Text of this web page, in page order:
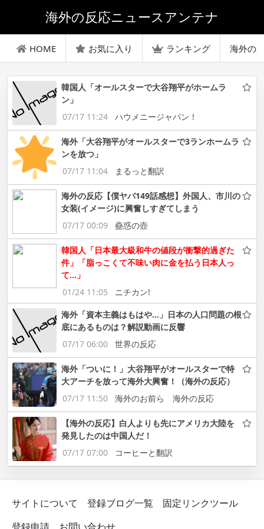
海外の反応ニュースアンテナ
HOME お気に入り ランキング 海外の
韓国人「オールスターで大谷翔平がホームラ
ン」
07/17 11:24
ハウメニージャパン！
海外「大谷翔平がオールスターで3ランホームラ
ンを放つ」
07/17 11:04
まるっと翻訳
海外の反応【僕ヤバ149話感想】外国人、市川の
女装(イメージ)に興奮しすぎてしまう
07/17 00:09
蠱惑の壺
韓国人「日本最大級和牛の値段が衝撃的過ぎた
件」「脂っこくて不味い肉に金を払う日本人っ
て…」
01/24 11:05
ニチカン!
海外「資本主義はもはや…」日本の人口問題の根
底にあるものは？解説動画に反響
07/17 06:00
世界の反応
海外「ついに！」大谷翔平がオールスターで特
大アーチを放って海外大興奮！（海外の反応）
07/17 11:50
海外のお前ら 海外の反応
【海外の反応】白人よりも先にアメリカ大陸を
発見したのは中国人だ！
07/17 07:00
コーヒーと翻訳
サイトについて 登録ブログ一覧
固定リンクツール